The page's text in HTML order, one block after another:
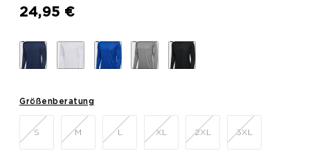
24,95 €
Größenberatung
S M L XL 2XL 3XL